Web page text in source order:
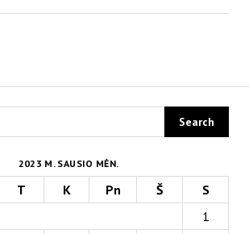
2023 M. SAUSIO MĖN.
T K Pn Š
S
1